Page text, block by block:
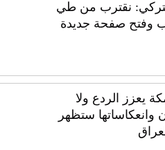
نقترب من طي
وفتح صفحة جديدة
يعزز الردع ولا
وانعكاساتها ستظهر